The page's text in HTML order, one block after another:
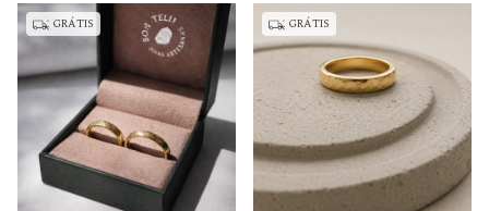
GRÁTIS GRÁTIS